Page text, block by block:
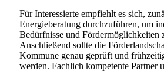
Für Interessierte empfiehlt es sich,
Energieberatung durchzuführen, um
Bedürfnisse und Fördermöglichkeiten
Anschließend sollte die
Kommune genau geprüft und
werden. Fachlich kompetente Partner